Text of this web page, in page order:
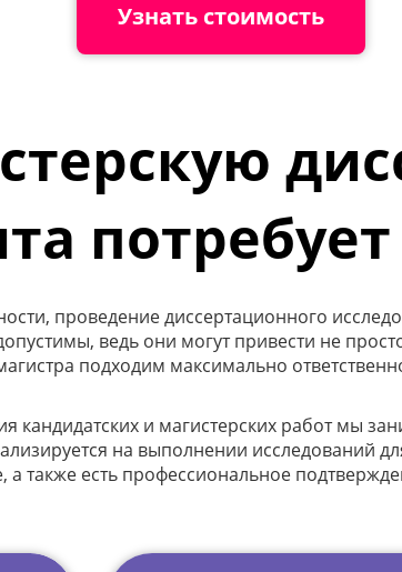
Узнать стоимость
проведение диссертационного
ведь они могут привести не
подходим максимально
и магистерских работ мы
на выполнении исследований
также есть профессиональное